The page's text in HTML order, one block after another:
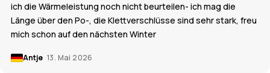
ich die Wärmeleistung noch nicht beurteilen- ich mag die
Länge über den Po-, die Klettverschlüsse sind sehr stark, freu
mich schon auf den nächsten Winter
Antje 13. Mai 2026